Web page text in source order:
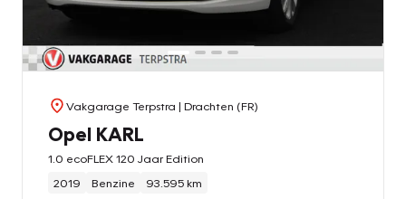
Vakgarage Terpstra | Drachten (FR)
Opel KARL
1.0 ecoFLEX 120 Jaar Edition
2019
Benzine 93.595 km